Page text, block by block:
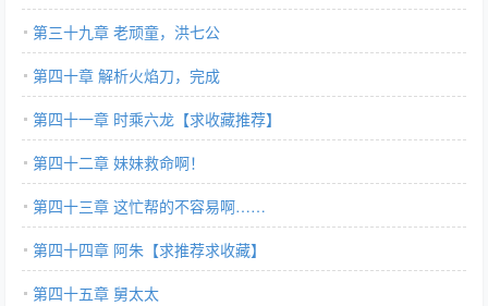
第三十九章 老顽童，洪七公
第四十章 解析火焰刀，完成
第四十一章 时乘六龙【求收藏推荐】
第四十二章 妹妹救命啊！
第四十三章 这忙帮的不容易啊……
第四十四章 阿朱【求推荐求收藏】
第四十五章 舅太太